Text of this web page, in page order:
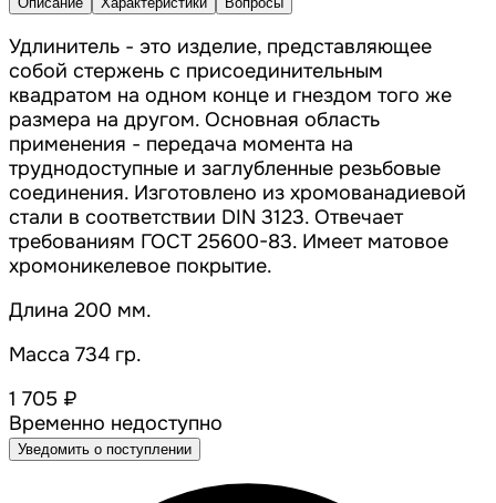
Удлинитель - это изделие, представляющее
собой стержень с присоединительным
квадратом на одном конце и гнездом того же
размера на другом. Основная область
применения - передача момента на
труднодоступные и заглубленные резьбовые
соединения. Изготовлено из хромованадиевой
стали в соответствии DIN 3123. Отвечает
требованиям ГОСТ 25600-83. Имеет матовое
хромоникелевое покрытие.
Длина 200 мм.
Масса 734 гр.
1 705 ₽
Временно недоступно
Уведомить о поступлении